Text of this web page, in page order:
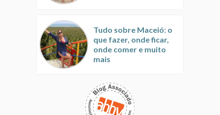
Tudo sobre Maceió: o
que fazer, onde ficar,
onde comer e muito
mais